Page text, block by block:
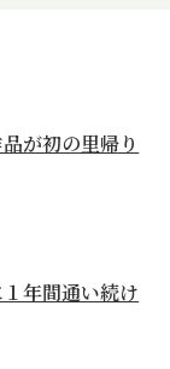
が初の里帰り
１年間通い続け